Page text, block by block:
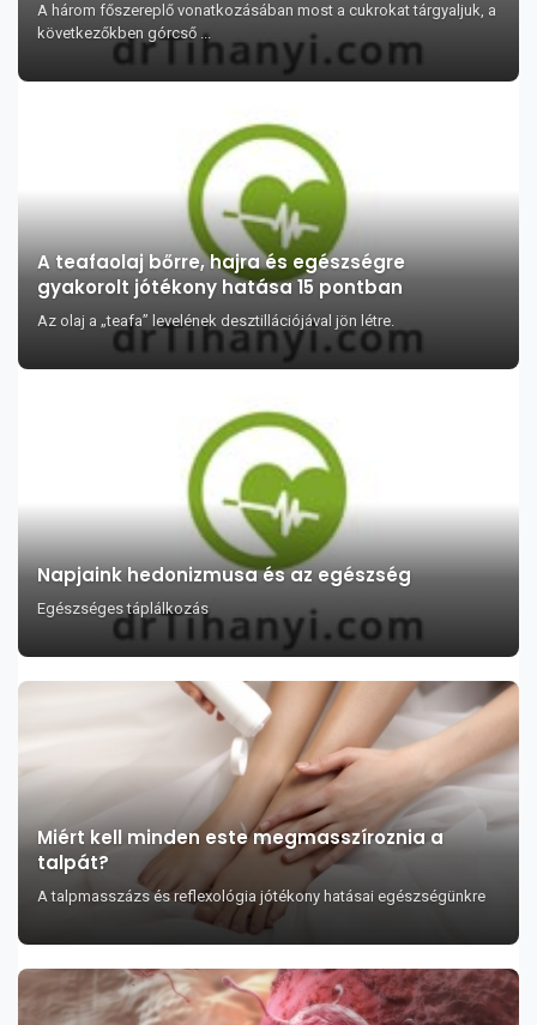
A három főszereplő vonatkozásában most a cukrokat tárgyaljuk, a
következőkben górcső ...
A teafaolaj bőrre, hajra és egészségre
gyakorolt jótékony hatása 15 pontban
Az olaj a „teafa” levelének desztillációjával jön létre.
Napjaink hedonizmusa és az egészség
Egészséges táplálkozás
Miért kell minden este megmasszíroznia a
talpát?
A talpmasszázs és reflexológia jótékony hatásai egészségünkre